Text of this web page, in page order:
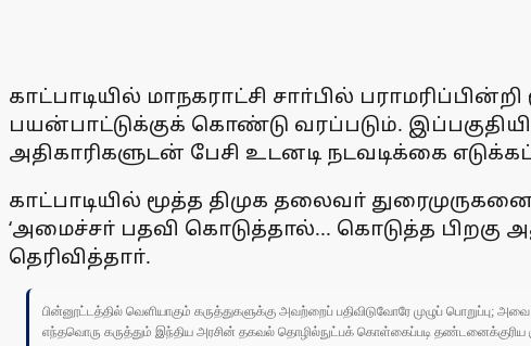
காட்பாடியில் மாநகராட்சி சாா்பில்
பயன்பாட்டுக்குக் கொண்டு வரப்படும்.
அதிகாரிகளுடன் பேசி உடனடி நடவடிக்கை
காட்பாடியில் மூத்த திமுக தலைவா்
‘அமைச்சா் பதவி கொடுத்தால்... கொடுத்த பிறகு
தெரிவித்தாா்.
பின்னூட்டத்தில் வெளியாகும் கருத்துகளுக்கு அவற்றைப் பதிவிடுவோரே முழுப் பொறுப்பு;
எந்தவொரு கருத்தும் இந்திய அரசின் தகவல் தொழில்நுட்பக் கொள்கைப்படி தண்டனைக்குரிய